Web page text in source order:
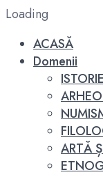
Loading
ACASĂ
Domenii
ISTORIE
ARTĂ